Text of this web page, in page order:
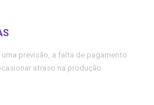
previsão, a falta de pagamento
atraso na produção